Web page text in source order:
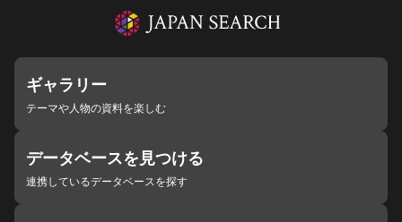
ギャラリー
テーマや人物の資料を楽しむ
データベースを見つける
連携しているデータベースを探す